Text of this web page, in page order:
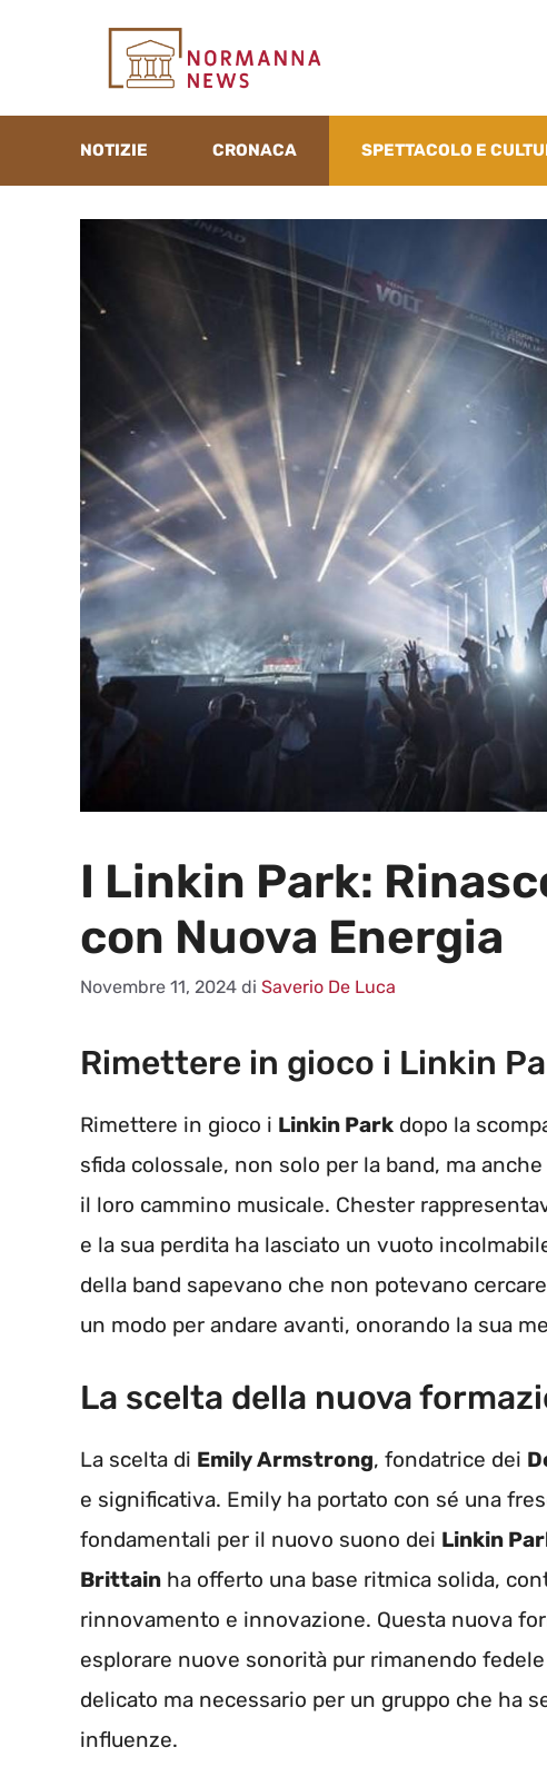
NOTIZIE CRONACA SPETTACOLO E
I Linkin Park:
con Nuova Energia
Novembre 11, 2024 di Saverio De Luca
Rimettere in gioco i Linkin
Rimettere in gioco i Linkin Park dopo la
sfida colossale, non solo per la band, ma
il loro cammino musicale. Chester
e la sua perdita ha lasciato un vuoto
della band sapevano che non potevano
un modo per andare avanti, onorando la sua
La scelta della nuova
La scelta di Emily Armstrong, fondatrice dei
e significativa. Emily ha portato con sé una
fondamentali per il nuovo suono dei Linkin
Brittain ha offerto una base ritmica solida,
rinnovamento e innovazione. Questa nuova
esplorare nuove sonorità pur rimanendo
delicato ma necessario per un gruppo che ha
influenze.